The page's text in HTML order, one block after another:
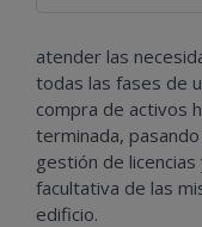
atender las
todas las fases de
compra de activos
terminada,
gestión de
facultativa de las
edificio.